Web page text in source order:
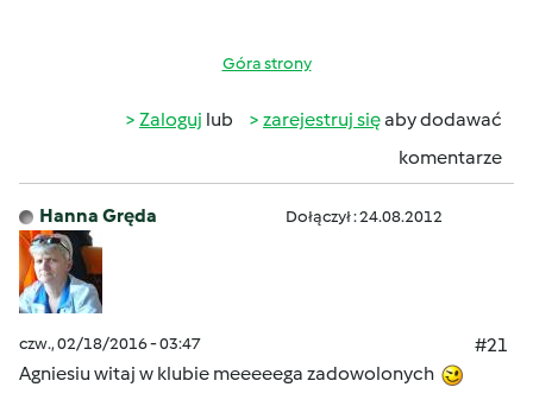
Góra strony
Zaloguj lub zarejestruj sięaby dodawać
komentarze
Hanna Gręda Dołączył : 24.08.2012
czw., 02/18/2016 - 03:47
#21
Agniesiu witaj w klubie meeeeega zadowolonych